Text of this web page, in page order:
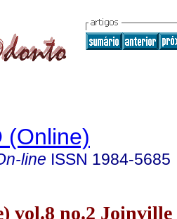
(Online)
line ISSN 1984-5685
vol.8 no.2 Joinville